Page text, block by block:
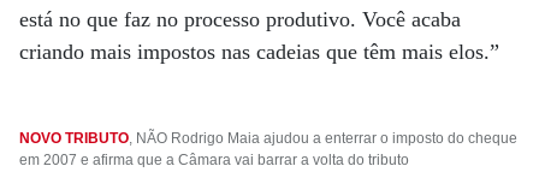
está no que faz no processo produtivo. Você acaba
criando mais impostos nas cadeias que têm mais elos.”
NOVO TRIBUTO, NÃO Rodrigo Maia ajudou a enterrar o imposto do cheque
em 2007 e afirma que a Câmara vai barrar a volta do tributo